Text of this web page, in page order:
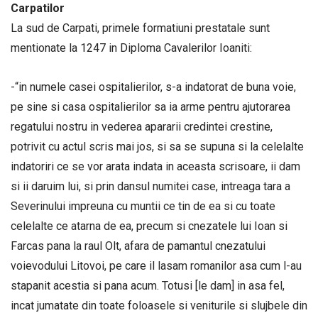
Carpatilor
La sud de Carpati, primele formatiuni prestatale sunt
mentionate la 1247 in Diploma Cavalerilor Ioaniti:
-“in numele casei ospitalierilor, s-a indatorat de buna voie,
pe sine si casa ospitalierilor sa ia arme pentru ajutorarea
regatului nostru in vederea apararii credintei crestine,
potrivit cu actul scris mai jos, si sa se supuna si la celelalte
indatoriri ce se vor arata indata in aceasta scrisoare, ii dam
si ii daruim lui, si prin dansul numitei case, intreaga tara a
Severinului impreuna cu muntii ce tin de ea si cu toate
celelalte ce atarna de ea, precum si cnezatele lui Ioan si
Farcas pana la raul Olt, afara de pamantul cnezatului
voievodului Litovoi, pe care il lasam romanilor asa cum l-au
stapanit acestia si pana acum. Totusi [le dam] in asa fel,
incat jumatate din toate foloasele si veniturile si slujbele din